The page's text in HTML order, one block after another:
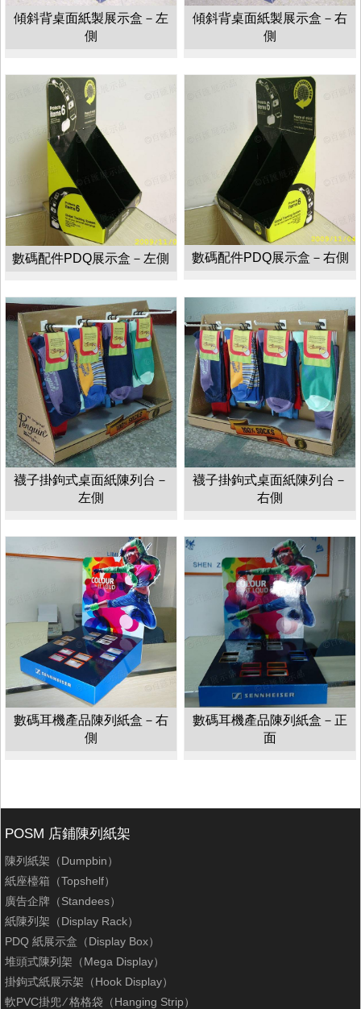
傾斜背桌面紙製展示盒－左
側
傾斜背桌面紙製展示盒－右
側
數碼配件PDQ展示盒－左側 數碼配件PDQ展示盒－右側
襪子掛鉤式桌面紙陳列台－
左側
襪子掛鉤式桌面紙陳列台－
右側
數碼耳機產品陳列紙盒－右
側
數碼耳機產品陳列紙盒－正
面
POSM 店鋪陳列紙架
陳列紙架（Dumpbin）
紙座檯箱（Topshelf）
廣告企牌（Standees）
紙陳列架（Display Rack）
PDQ 紙展示盒（Display Box）
堆頭式陳列架（Mega Display）
掛鉤式紙展示架（Hook Display）
軟PVC掛兜 ∕ 格格袋（Hanging Strip）